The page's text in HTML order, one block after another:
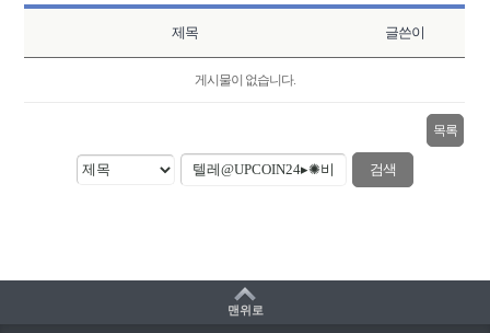
제목 글쓴이
게시물이 없습니다.
목록
검색
맨위로